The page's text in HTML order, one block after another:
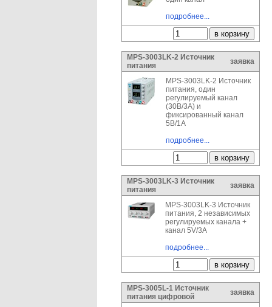
подробнее...
MPS-3003LK-2 Источник
питания
заявка
MPS-3003LK-2 Источник
питания, один
регулируемый канал
(30В/3А) и
фиксированный канал
5В/1А
подробнее...
MPS-3003LK-3 Источник
питания
заявка
MPS-3003LK-3 Источник
питания, 2 независимых
регулируемых канала +
канал 5V/3A
подробнее...
MPS-3005L-1 Источник
питания цифровой
заявка